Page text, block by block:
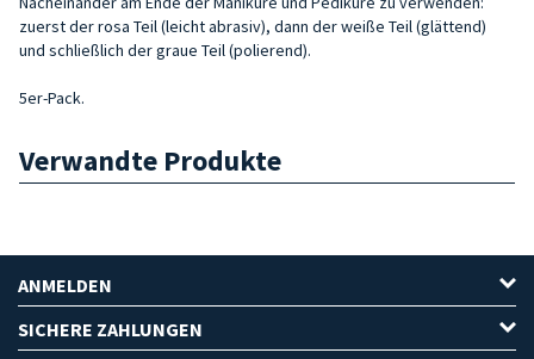
zuerst der rosa Teil (leicht abrasiv), dann der weiße Teil (glättend)
und schließlich der graue Teil (polierend).
5er-Pack.
Verwandte Produkte
ANMELDEN
SICHERE ZAHLUNGEN